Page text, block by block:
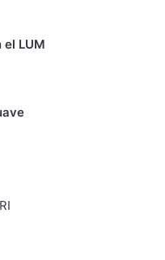
LUM